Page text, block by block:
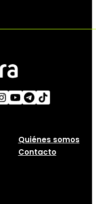
Quiénes somos
Contacto